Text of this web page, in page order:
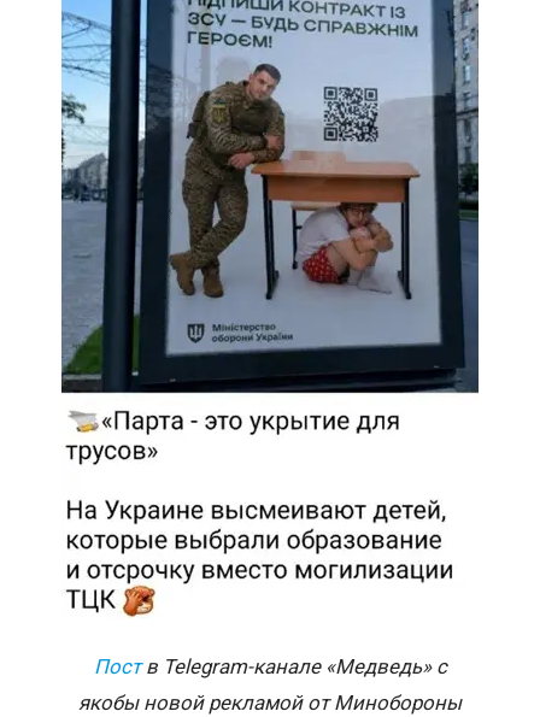
Поств Telegram-канале «Медведь» с
якобы новой рекламой от Минобороны